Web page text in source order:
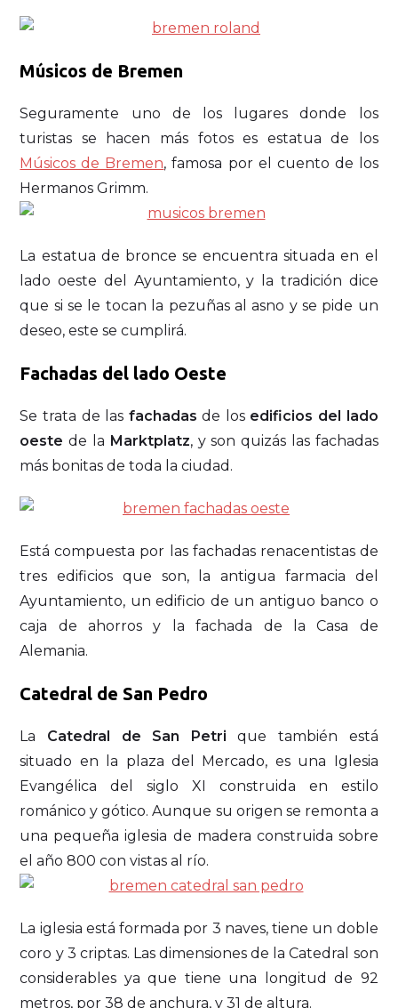
Músicos de Bremen
Seguramente uno de los lugares donde los
turistas se hacen más fotos es estatua de los
Músicos de Bremen, famosa por el cuento de los
Hermanos Grimm.
La estatua de bronce se encuentra situada en el
lado oeste del Ayuntamiento, y la tradición dice
que si se le tocan la pezuñas al asno y se pide un
deseo, este se cumplirá.
Fachadas del lado Oeste
Se trata de las fachadas de los edificios del lado
oeste de la Marktplatz, y son quizás las fachadas
más bonitas de toda la ciudad.
Está compuesta por las fachadas renacentistas de
tres edificios que son, la antigua farmacia del
Ayuntamiento, un edificio de un antiguo banco o
caja de ahorros y la fachada de la Casa de
Alemania.
Catedral de San Pedro
La Catedral de San Petri que también está
situado en la plaza del Mercado, es una Iglesia
Evangélica del siglo XI construida en estilo
románico y gótico. Aunque su origen se remonta a
una pequeña iglesia de madera construida sobre
el año 800 con vistas al río.
La iglesia está formada por 3 naves, tiene un doble
coro y 3 criptas. Las dimensiones de la Catedral son
considerables ya que tiene una longitud de 92
metros, por 38 de anchura, y 31 de altura.